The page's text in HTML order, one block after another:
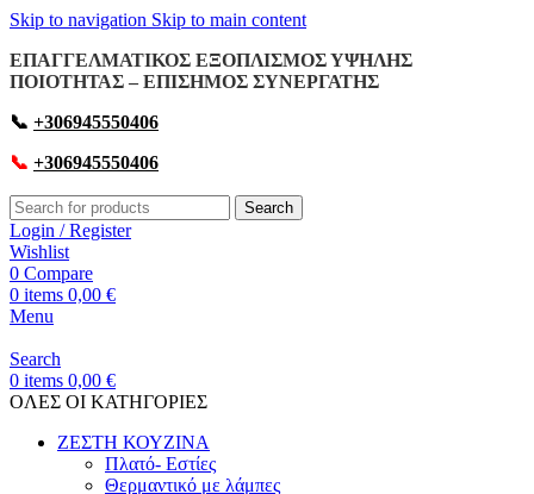
Skip to navigation Skip to main content
ΕΠΑΓΓΕΛΜΑΤΙΚΟΣ ΕΞΟΠΛΙΣΜΟΣ ΥΨΗΛΗΣ
ΠΟΙΟΤΗΤΑΣ – ΕΠΙΣΗΜΟΣ ΣΥΝΕΡΓΑΤΗΣ
📞 +306945550406
📞 +306945550406
Search
Login / Register
Wishlist
0 Compare
0 items 0,00 €
Menu
Search
0 items 0,00 €
OΛΕΣ ΟΙ ΚΑΤΗΓΟΡΙΕΣ
ΖΕΣΤΗ ΚΟΥΖΙΝΑ
Πλατό- Εστίες
Θερμαντικό με λάμπες